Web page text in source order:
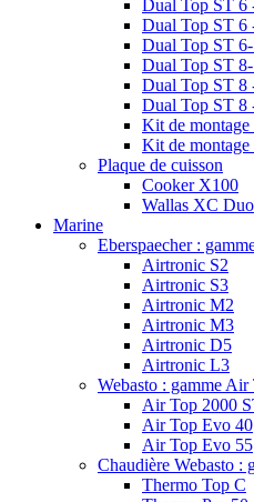
Dual Top ST 6
Dual Top ST 6
Dual Top ST
Dual Top ST
Dual Top ST 8
Dual Top ST 8
Kit de montage
Kit de montage
Plaque de cuisson
Cooker X100
Wallas XC Duo
Marine
Eberspaecher :
Airtronic S2
Airtronic S3
Airtronic M2
Airtronic M3
Airtronic D5
Airtronic L3
Webasto : gamme Air
Air Top 2000
Air Top Evo 40
Air Top Evo 55
Chaudière Webasto :
Thermo Top C